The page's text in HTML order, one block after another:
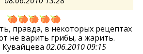
правда, в некоторых рецептах
не варить грибы, а жарить.
02.06.2010 09:15